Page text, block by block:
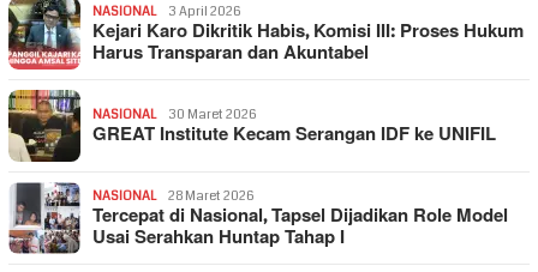
NASIONAL 3 April 2026
Kejari Karo Dikritik Habis, Komisi III: Proses Hukum
Harus Transparan dan Akuntabel
NASIONAL 30 Maret 2026
GREAT Institute Kecam Serangan IDF ke UNIFIL
NASIONAL 28 Maret 2026
Tercepat di Nasional, Tapsel Dijadikan Role Model
Usai Serahkan Huntap Tahap I